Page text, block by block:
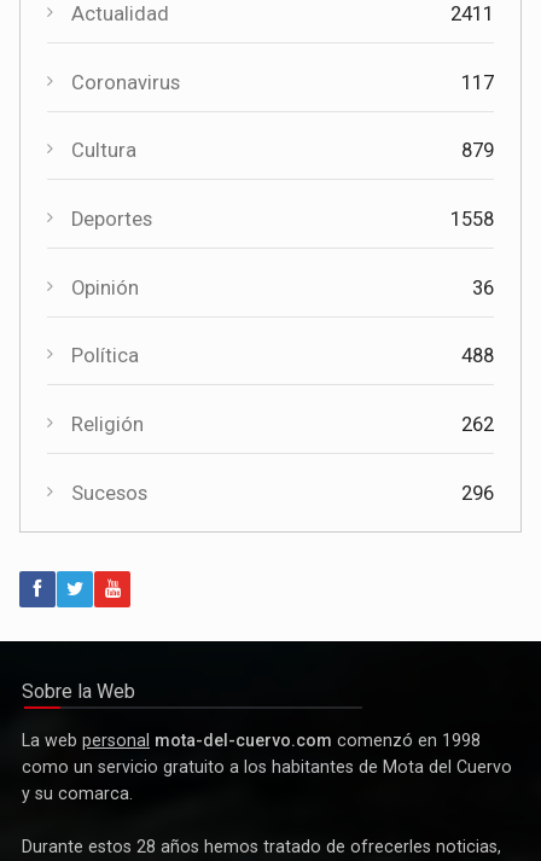
Cultura
El Certamen "Villa Cervantina" vuelve a situar a Mota del
Política
Actualidad 2411
Coronavirus 117
Cultura 879
Deportes 1558
Opinión 36
Política 488
Religión 262
La webpersonal mota-del-cuervo.comcomenzó en 1998
como un servicio gratuito a los habitantes de Mota del Cuervo